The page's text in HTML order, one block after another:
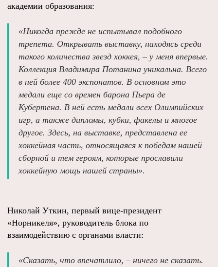
академии образования:
«Никогда прежде не испытывал подобного
трепета. Открывать выставку, находясь среди
такого количества звезд хоккея, – у меня впервые.
Коллекция Владимира Потанина уникальна. Всего
в ней более 400 экспонатов. В основном это
медали еще со времен барона Пьера де
Кубертена. В ней есть медали всех Олимпийских
игр, а также дипломы, кубки, факелы и многое
другое. Здесь, на выставке, представлена ее
хоккейная часть, относящаяся к победам нашей
сборной и тем героям, которые прославили
хоккейную мощь нашей страны».
Николай Уткин, первый вице‑президент
«Норникеля», руководитель блока по
взаимодействию с органами власти:
«Сказать, что впечатлило, – ничего не сказать.